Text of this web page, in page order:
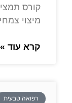
קורס
מיצוי
קרא עוד »
רפואה טבעית